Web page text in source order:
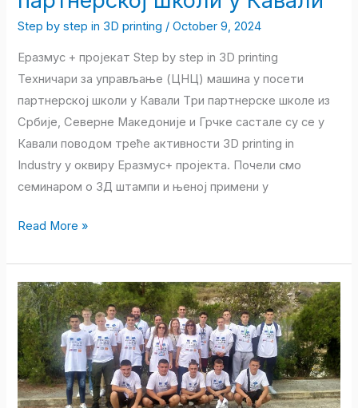
Step by step in 3D printing /October 9, 2024
Еразмус + пројекат Step by step in 3D printing
Техничари за управљање (ЦНЦ) машина у посети
партнерској школи у Кавали Tри партнерске школе из
Србије, Северне Македоније и Грчке састале су се у
Кавали поводом треће активности 3D printing in
Industry у оквиру Еразмус+ пројекта. Почели смо
семинаром о 3Д штампи и њеној примени у
Read More »
Erasmus
project
“Step
by
step
in